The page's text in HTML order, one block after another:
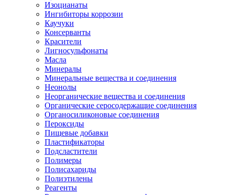
Изоцианаты
Ингибиторы коррозии
Каучуки
Консерванты
Красители
Лигносульфонаты
Масла
Минералы
Минеральные вещества и соединения
Неонолы
Неорганические вещества и соединения
Органические серосодержащие соединения
Органосиликоновые соединения
Пероксиды
Пищевые добавки
Пластификаторы
Подсластители
Полимеры
Полисахариды
Полиэтилены
Реагенты